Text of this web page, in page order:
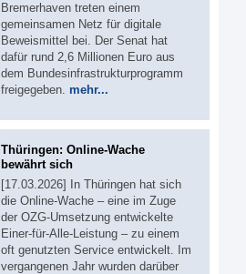
Bremerhaven treten einem
gemeinsamen Netz für digitale
Beweismittel bei. Der Senat hat
dafür rund 2,6 Millionen Euro aus
dem Bundesinfrastrukturprogramm
freigegeben. mehr...
Thüringen: Online-Wache
bewährt sich
[17.03.2026] In Thüringen hat sich
die Online-Wache – eine im Zuge
der OZG-Umsetzung entwickelte
Einer-für-Alle-Leistung – zu einem
oft genutzten Service entwickelt. Im
vergangenen Jahr wurden darüber